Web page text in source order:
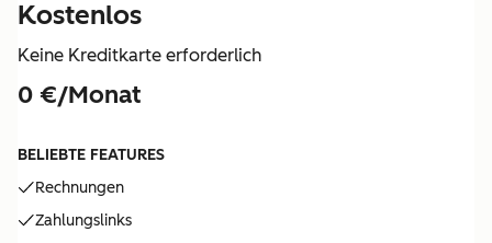
Kostenlos
Keine Kreditkarte erforderlich
0 €/Monat
BELIEBTE FEATURES
Rechnungen
Zahlungslinks